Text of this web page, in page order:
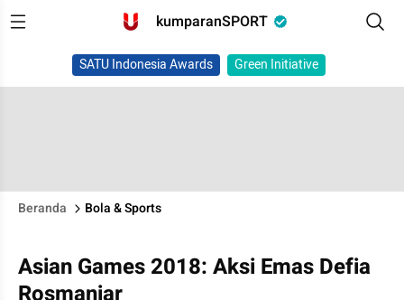
kumparanSPORT
SATU Indonesia Awards Green Initiative
Beranda Bola & Sports
Asian Games 2018: Aksi Emas Defia